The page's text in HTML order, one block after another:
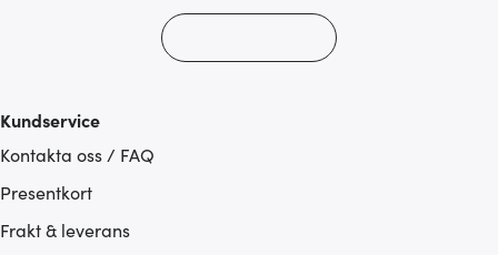
Kundservice
Kontakta oss / FAQ
Presentkort
Frakt & leverans